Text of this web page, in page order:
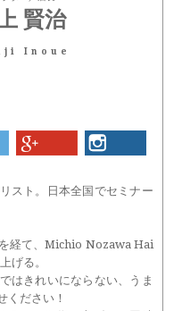
賢治
Inoue
スト。日本全国でセミナー
経て、Michio Nozawa Hai
げる。
はきれいにならない、うま
ください！